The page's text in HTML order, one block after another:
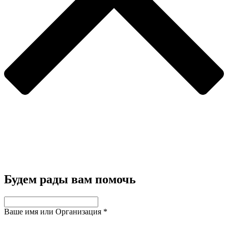
Будем рады вам помочь
Ваше имя или Организация *